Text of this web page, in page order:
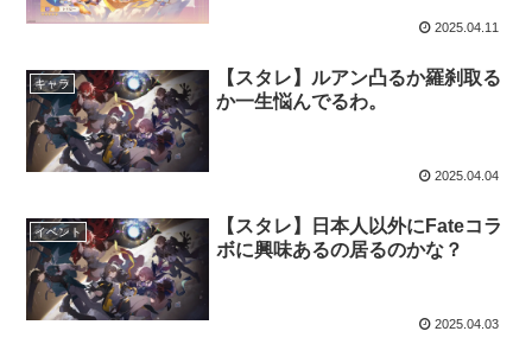
2025.04.11
キャラ
【スタレ】ルアン凸るか羅刹取る
か一生悩んでるわ。
2025.04.04
イベント
【スタレ】日本人以外にFateコラ
ボに興味あるの居るのかな？
2025.04.03